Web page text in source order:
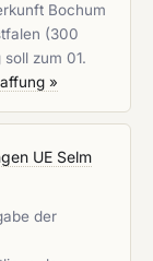
Bochum
(300
zum 01.
»
UE Selm
der